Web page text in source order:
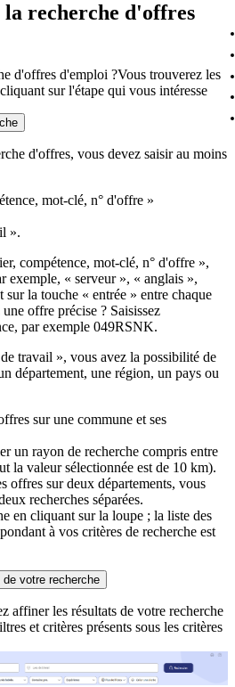
recherche d'offres
d'offres d'emploi ?Vous trouverez les
sur l'étape qui vous intéresse
d'offres, vous devez saisir au moins
mot-clé, n° d'offre »
».
compétence, mot-clé, n° d'offre »,
exemple, « serveur », « anglais »,
sur la touche « entrée » entre chaque
offre précise ? Saisissez
par exemple 049RSNK.
travail », vous avez la possibilité de
département, une région, un pays ou
sur une commune et ses
un rayon de recherche compris entre
la valeur sélectionnée est de 10 km).
offres sur deux départements, vous
recherches séparées.
en cliquant sur la loupe ; la liste des
à vos critères de recherche est
votre recherche
affiner les résultats de votre recherche
et critères présents sous les critères